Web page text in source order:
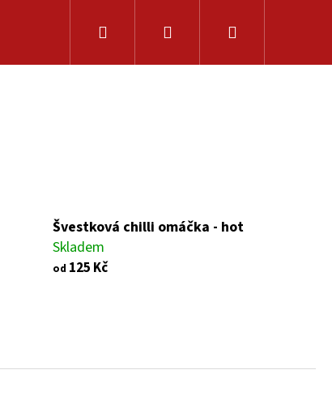
GRILOVÁNÍ OSTATNÍ
Přihlášení
Švestková chilli omáčka - hot
Skladem
od 125 Kč
- HOT